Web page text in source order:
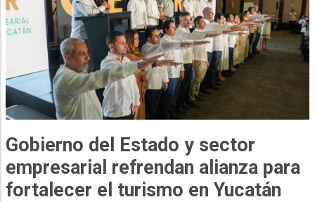
Gobierno del Estado y sector
empresarial refrendan alianza para
fortalecer el turismo en Yucatán